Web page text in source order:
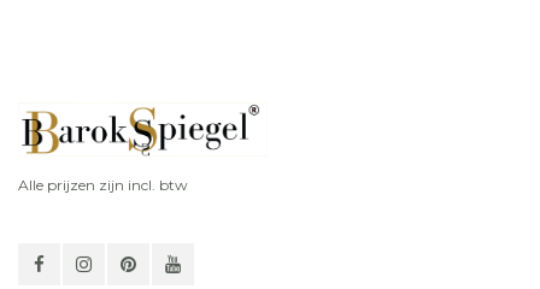
Alle prijzen zijn incl. btw